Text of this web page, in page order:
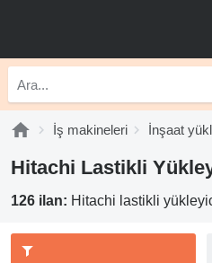
İş makineleri İnşaat
Hitachi Lastikli
126 ilan: Hitachi lastikli